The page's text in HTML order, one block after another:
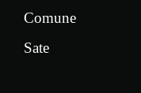
Comune
Sate